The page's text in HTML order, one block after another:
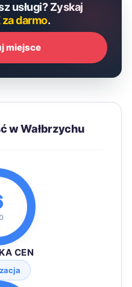
usługi? Zyskaj
za darmo.
miejsce
w Wałbrzychu
CEN